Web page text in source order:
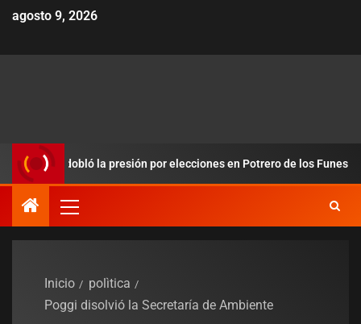
agosto 9, 2026
redobló la presión por elecciones en Potrero de los Funes
Inicio
polìtica
Poggi disolvió la Secretaría de Ambiente